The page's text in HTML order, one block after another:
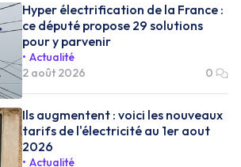
Hyper électrification de la France :
ce député propose 29 solutions
pour y parvenir
Actualité
2 août 2026
0
Ils augmentent : voici les nouveaux
tarifs de l'électricité au 1er aout
2026
Actualité